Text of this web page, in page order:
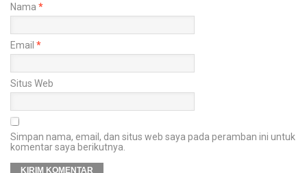
Nama *
Email *
Situs Web
Simpan nama, email, dan situs web saya pada peramban ini untuk
komentar saya berikutnya.